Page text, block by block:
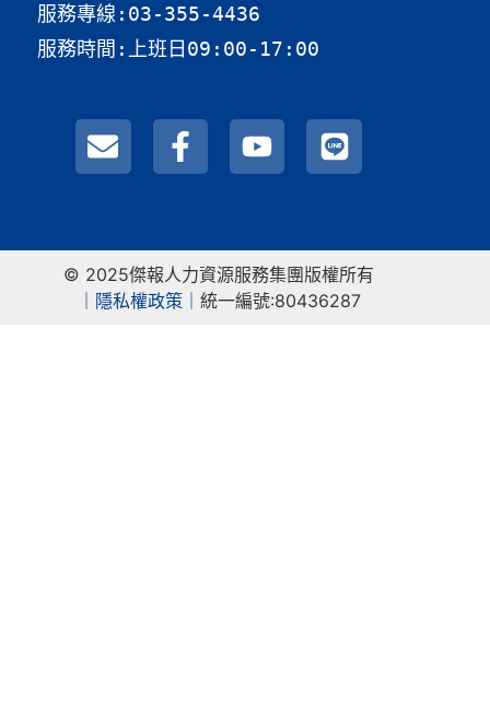
服務專線:03-355-4436
服務時間:上班日09:00-17:00
© 2025傑報人力資源服務集團版權所有
隱私權政策｜ 統一編號:80436287